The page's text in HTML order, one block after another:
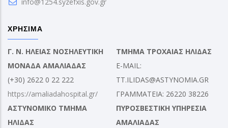
info@1254.syzefxis.gov.gr
ΧΡΗΣΙΜΑ
Γ. Ν. ΗΛΕΙΑΣ ΝΟΣΗΛΕΥΤΙΚΗ
ΜΟΝΑΔΑ ΑΜΑΛΙΑΔΑΣ
(+30) 2622 0 22 222
https://amaliadahospital.gr/
ΑΣΤΥΝΟΜΙΚΟ ΤΜΗΜΑ
ΗΛΙΔΑΣ
ΤΜΗΜΑ ΤΡΟΧΑΙΑΣ ΗΛΙΔΑΣ
E-MAIL:
TT.ILIDAS@ASTYNOMIA.GR
ΓΡΑΜΜΑΤΕΙΑ: 26220 38226
ΠΥΡΟΣΒΕΣΤΙΚΗ ΥΠΗΡΕΣΙΑ
ΑΜΑΛΙΑΔΑΣ